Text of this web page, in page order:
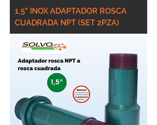
1,5" INOX ADAPTADOR ROSCA
CUADRADA NPT (SET 2PZA)